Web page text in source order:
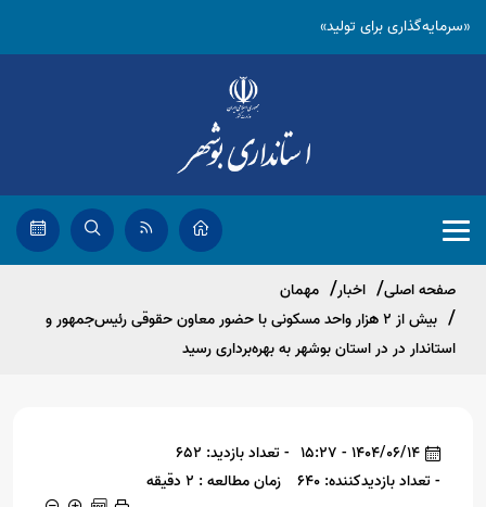
«سرمایه‌گذاری برای تولید»
صفحه اصلی اخبار
مهمان
بیش از 2 هزار واحد مسکونی با حضور معاون حقوقی رئیس‌جمهور و
استاندار در در استان بوشهر به بهره‌برداری رسید
1404/06/14 - 15:27
- تعداد بازدید: 652
- تعداد بازدیدکننده: 640
زمان مطالعه : 2 دقیقه